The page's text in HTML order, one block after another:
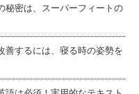
秘密は、スーパーフィートの
善するには、寝る時の姿勢を